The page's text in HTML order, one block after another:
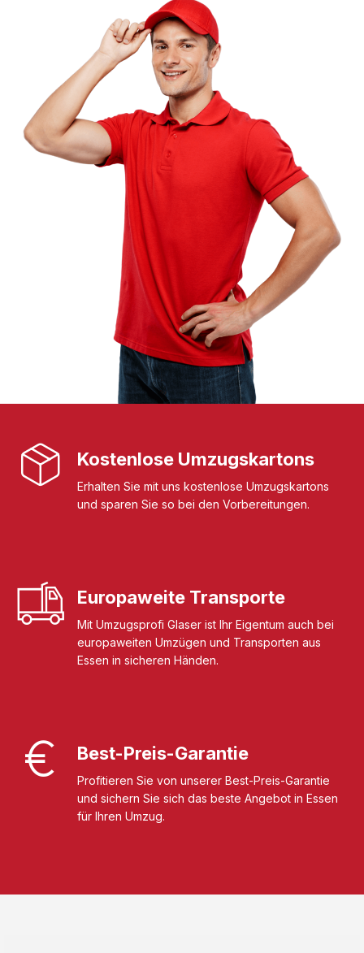
Kostenlose Umzugskartons
Erhalten Sie mit uns kostenlose Umzugskartons
und sparen Sie so bei den Vorbereitungen.
Europaweite Transporte
Mit Umzugsprofi Glaser ist Ihr Eigentum auch bei
europaweiten Umzügen und Transporten aus
Essen in sicheren Händen.
Best-Preis-Garantie
Profitieren Sie von unserer Best-Preis-Garantie
und sichern Sie sich das beste Angebot in Essen
für Ihren Umzug.